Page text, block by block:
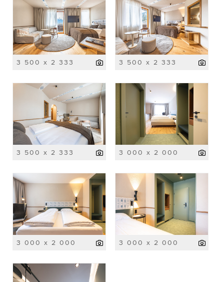
3 500 x 2 333 3 500 x 2 333
3 500 x 2 333 3 000 x 2 000
3 000 x 2 000 3 000 x 2 000